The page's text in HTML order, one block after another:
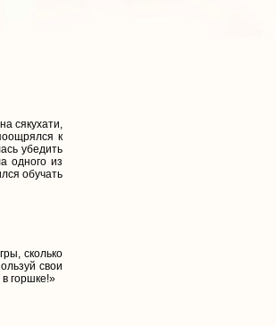
сякухати,
к
убедить
одного из
обучать
сколько
свои
горшке!»